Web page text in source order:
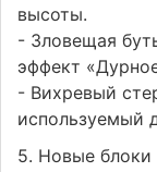
высоты.
- Зловещая
эффект
- Вихревый
используемый
5. Новые блоки